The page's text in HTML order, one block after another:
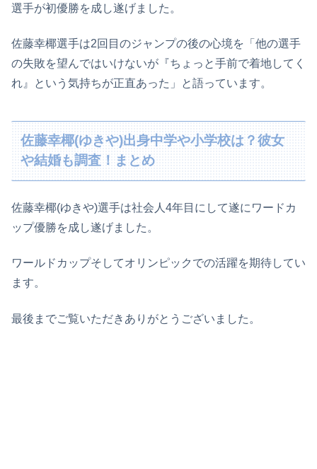
選手が初優勝を成し遂げました。
佐藤幸椰選手は2回目のジャンプの後の心境を「他の選手
の失敗を望んではいけないが『ちょっと手前で着地してく
れ』という気持ちが正直あった」と語っています。
佐藤幸椰(ゆきや)出身中学や小学校は？彼女
や結婚も調査！まとめ
佐藤幸椰(ゆきや)選手は社会人4年目にして遂にワードカ
ップ優勝を成し遂げました。
ワールドカップそしてオリンピックでの活躍を期待してい
ます。
最後までご覧いただきありがとうございました。